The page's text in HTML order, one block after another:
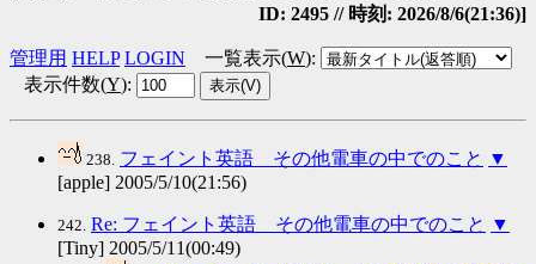
ID: 2495 // 時刻: 2026/8/6(21:36)]
管理用 HELP LOGIN 一覧表示(W):
表示件数(Y):
238. フェイント英語 その他電車の中でのこと ▼
[apple] 2005/5/10(21:56)
242. Re: フェイント英語 その他電車の中でのこと ▼
[Tiny] 2005/5/11(00:49)